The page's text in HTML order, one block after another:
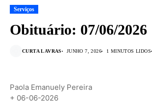
Serviços
Obituário: 07/06/2026
CURTA LAVRAS JUNHO 7, 2026 1 MINUTOS LIDOS
Paola Emanuely Pereira
+ 06-06-2026